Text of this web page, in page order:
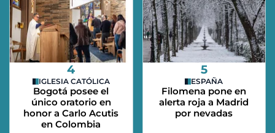
4
IGLESIA CATÓLICA
Bogotá posee el
único oratorio en
honor a Carlo Acutis
en Colombia
5
ESPAÑA
Filomena pone en
alerta roja a Madrid
por nevadas